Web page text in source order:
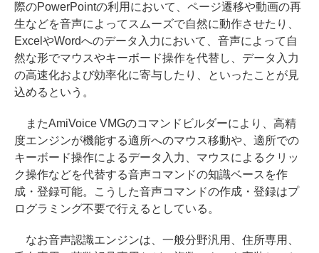
際のPowerPointの利用において、ページ遷移や動画の再
生などを音声によってスムーズで自然に動作させたり、
ExcelやWordへのデータ入力において、音声によって自
然な形でマウスやキーボード操作を代替し、データ入力
の高速化および効率化に寄与したり、といったことが見
込めるという。
またAmiVoice VMGのコマンドビルダーにより、高精
度エンジンが機能する適所へのマウス移動や、適所での
キーボード操作によるデータ入力、マウスによるクリッ
ク操作などを代替する音声コマンドの知識ベースを作
成・登録可能。こうした音声コマンドの作成・登録はプ
ログラミング不要で行えるとしている。
なお音声認識エンジンは、一般分野汎用、住所専用、